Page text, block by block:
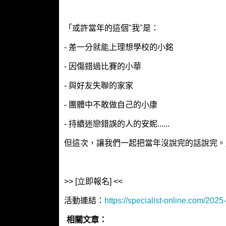
「或許當年的這個"我"是：
- 差一分就能上理想學校的小銘
- 因傷錯過比賽的小華
- 與好友失聯的家家
- 團體中不敢做自己的小康
- 持續迷戀錯誤的人的安妮......
但這次，讓我們一起把當年沒說完的話說完。
>> [立即報名] <<
活動連結： https://specialist-online.com/
相關文章：